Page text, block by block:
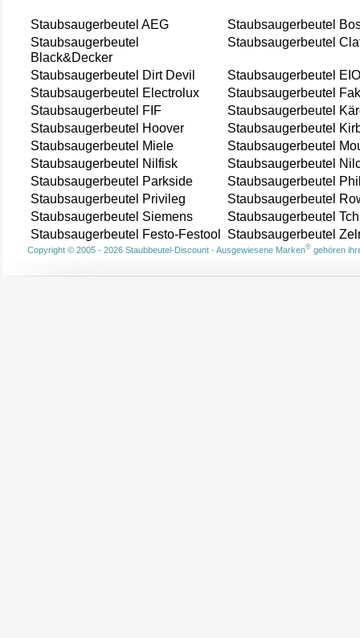
Staubsaugerbeutel AEG
Staubsaugerbeutel
Staubsaugerbeutel
Black&Decker
Staubsaugerbeutel
Staubsaugerbeutel Dirt Devil
Staubsaugerbeutel
Staubsaugerbeutel Electrolux
Staubsaugerbeutel
Staubsaugerbeutel FIF
Staubsaugerbeutel
Staubsaugerbeutel Hoover
Staubsaugerbeutel
Staubsaugerbeutel Miele
Staubsaugerbeutel
Staubsaugerbeutel Nilfisk
Staubsaugerbeutel
Staubsaugerbeutel Parkside
Staubsaugerbeutel
Staubsaugerbeutel Privileg
Staubsaugerbeutel
Staubsaugerbeutel Siemens
Staubsaugerbeutel
Staubsaugerbeutel Festo-Festool
Staubsaugerbeutel
Copyright © 2005 - 2026 Staubbeutel-Discount - Ausgewiesene Marken®gehören